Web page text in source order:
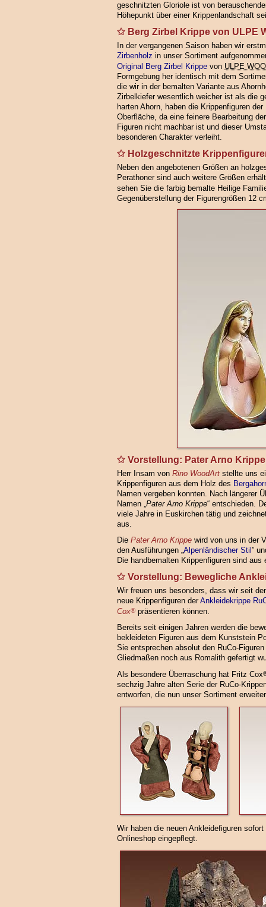
geschnitzten Gloriole ist von
Höhepunkt über einer Krippenlandschaft
Berg Zirbel Krippe von ULPE
In der vergangenen Saison haben wir
Zirbenholz in unser Sortiment
Original Berg Zirbel Krippe von ULPE
Formgebung her identisch mit dem
die wir in der bemalten Variante aus
Zirbelkiefer wesentlich weicher ist als die
harten Ahorn, haben die Krippenfiguren
Oberfläche, da eine feinere Bearbeitung
Figuren nicht machbar ist und dieser
besonderen Charakter verleiht.
Holzgeschnitzte
Neben den angebotenen Größen an
Perathoner sind auch weitere Größen
sehen Sie die farbig bemalte Heilige
Gegenüberstellung der Figurengrößen 12
Vorstellung: Pater Arno Krippe
Herr Insam von Rino WoodArt stellte uns
Krippenfiguren aus dem Holz des
Namen vergeben konnten. Nach längerer
Namen „Pater Arno Krippe“ entschieden.
viele Jahre in Euskirchen tätig und
aus.
Die Pater Arno Krippe wird von uns in der
den Ausführungen „Alpenländischer Stil ”
Die handbemalten Krippenfiguren sind
Vorstellung: Bewegliche
Wir freuen uns besonders, dass wir seit
neue Krippenfiguren derAnkleidekrippe
Cox® präsentieren können.
Bereits seit einigen Jahren werden die
bekleideten Figuren aus dem Kunststein
Sie entsprechen absolut den RuCo-
Gliedmaßen noch aus Romalith gefertigt
Als besondere Überraschung hat Fritz Cox
sechzig Jahre alten Serie der RuCo-
entworfen, die nun unser Sortiment
Wir haben die neuen Ankleidefiguren
Onlineshop eingepflegt.